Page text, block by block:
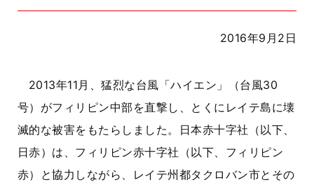
2016年9月2日
2013年11月、猛烈な台風「ハイエン」（台風30
号）がフィリピン中部を直撃し、とくにレイテ島に壊
滅的な被害をもたらしました。日本赤十字社（以下、
日赤）は、フィリピン赤十字社（以下、フィリピン
赤）と協力しながら、レイテ州都タクロバン市とその